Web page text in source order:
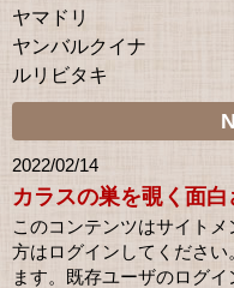
ヤマドリ
ヤンバルクイナ
ルリビタキ
2022/02/14
カラスの巣を覗く面白
このコンテンツはサイト
方はログインしてくださ
ます。既存ユーザのログ